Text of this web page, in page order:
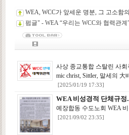
WEA, WCC가 앞세운 명분, 그 고소함
펌글" - WEA “우리는 WCC와 협력관
사상 종교통합 스탈린 사
mic christ, Sittler, 말세의
[2025/01/19 17:33]
WEA 비성경적 단체규정
예장합동 수도노회 WEA
[2021/09/02 23:35]